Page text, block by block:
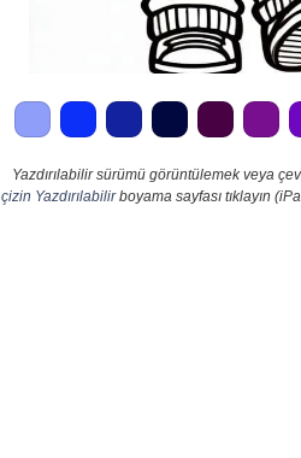
Yazdırılabilir sürümü görüntülemek veya
çizin Yazdırılabilirboyama sayfası tıklayın